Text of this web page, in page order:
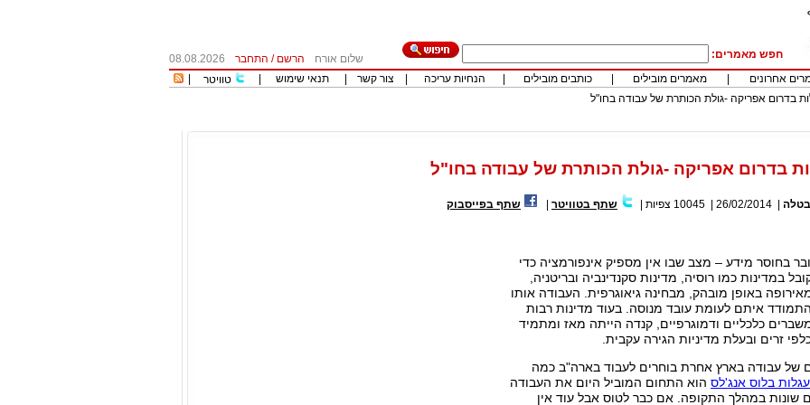
חפש מאמרים: שלום אורח הרשם / התחבר
08.08.2026
אחרונים
מאמרים מובילים כותבים מובילים הנחיות עריכה צור קשר תנאי שימוש טוויטר
בדרום אפריקה -גולת הכותרת של עבודה בחו"ל
בדרום אפריקה -גולת הכותרת של עבודה בחו"ל
26/02/2014
10045 צפיות שתף בטוויטר שתף בפייסבוק
בחוסר מידע – מצב שבו אין מספיק אינפורמציה כדי
במדינות כמו רוסיה, מדינות סקנדינביה ובריטניה,
באופן מובהק, מבחינה גיאוגרפית. העבודה אותו
איתם לעומת עובד מנוסה. בעוד מדינות רבות
כלכליים ודמוגרפיים, קנדה הייתה מאז ומתמיד
זרים ובעלת מדיניות הגירה עקבית.
של עבודה בארץ אחרת בוחרים לעבוד בארה"ב כמה
בלוס אנג'לס הוא התחום המוביל היום את העבודה
שונות במהלך התקופה. אם כבר לטוס אבל עוד אין